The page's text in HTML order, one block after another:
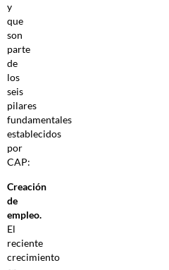
y
que
son
parte
de
los
seis
pilares
fundamentales
establecidos
por
CAP:
Creación
de
empleo.
El
reciente
crecimiento